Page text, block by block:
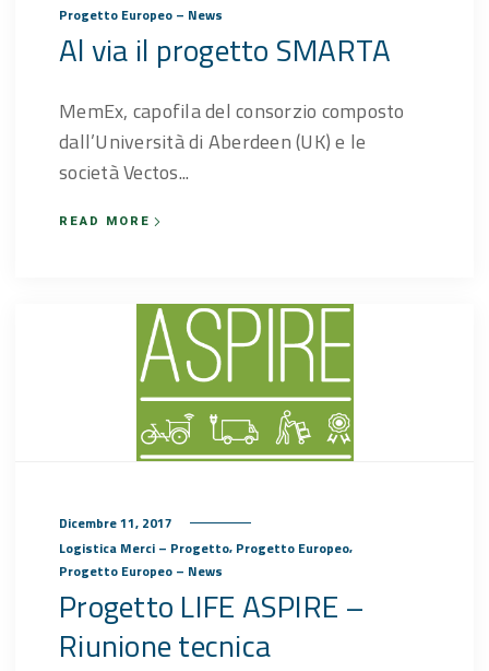
Progetto Europeo – News
Al via il progetto SMARTA
MemEx, capofila del consorzio composto
dall’Università di Aberdeen (UK) e le
società Vectos...
READ MORE
Dicembre 11, 2017
Logistica Merci – Progetto, Progetto Europeo,
Progetto Europeo – News
Progetto LIFE ASPIRE –
Riunione tecnica